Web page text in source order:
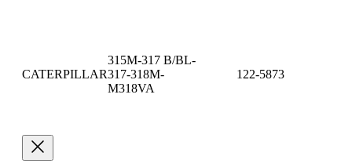
CATERPILLAR
315M-317 B/BL-
317-318M-
M318VA
122-5873